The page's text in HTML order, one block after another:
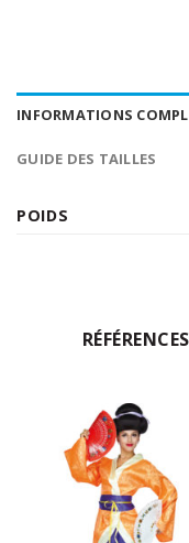
INFORMATIONS
GUIDE DES TAILLES
POIDS